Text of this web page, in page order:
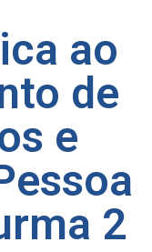
ao
de
e
2